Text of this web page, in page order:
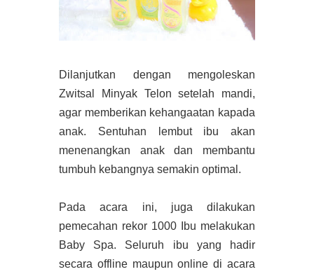
Dilanjutkan dengan mengoleskan
Zwitsal Minyak Telon setelah mandi,
agar memberikan kehangaatan kapada
anak. Sentuhan lembut ibu akan
menenangkan anak dan membantu
tumbuh kebangnya semakin optimal.
Pada acara ini, juga dilakukan
pemecahan rekor 1000 Ibu melakukan
Baby Spa. Seluruh ibu yang hadir
secara offline maupun online di acara